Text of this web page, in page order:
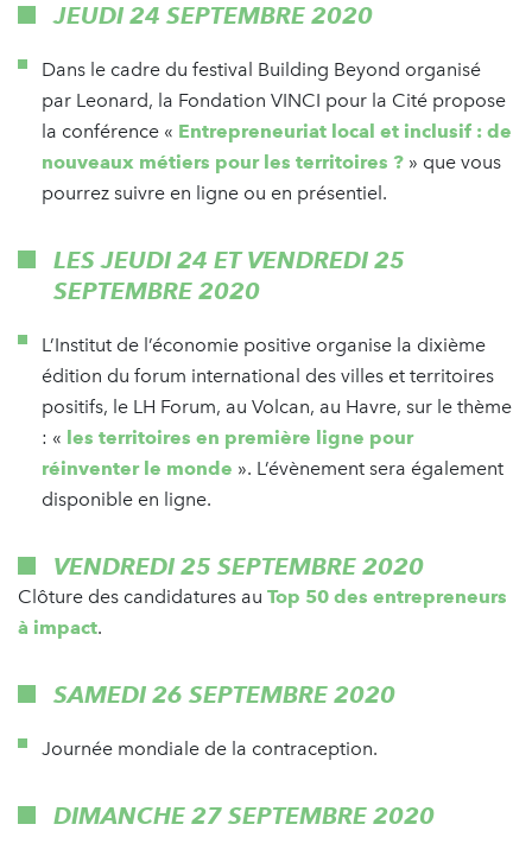
JEUDI 24 SEPTEMBRE 2020
Dans le cadre du festival Building Beyond organisé
par Leonard, la Fondation VINCI pour la Cité propose
la conférence « Entrepreneuriat local et inclusif : de
nouveaux métiers pour les territoires ? » que vous
pourrez suivre en ligne ou en présentiel.
LES JEUDI 24 ET VENDREDI 25
SEPTEMBRE 2020
L’Institut de l’économie positive organise la dixième
édition du forum international des villes et territoires
positifs, le LH Forum, au Volcan, au Havre, sur le thème
: « les territoires en première ligne pour
réinventer le monde ». L’évènement sera également
disponible en ligne.
VENDREDI 25 SEPTEMBRE 2020
Clôture des candidatures au Top 50 des entrepreneurs
à impact.
SAMEDI 26 SEPTEMBRE 2020
Journée mondiale de la contraception.
DIMANCHE 27 SEPTEMBRE 2020